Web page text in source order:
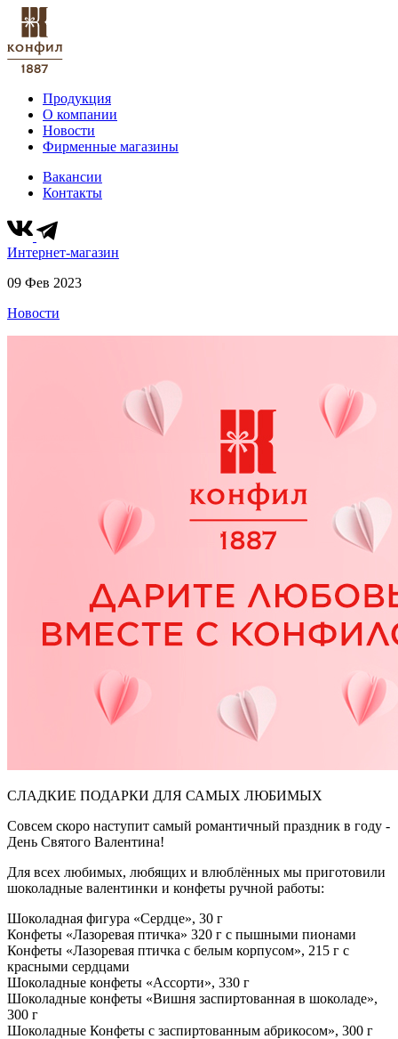
Продукция
О компании
Новости
Фирменные магазины
Вакансии
Контакты
Интернет-магазин
09 Фев 2023
Новости
СЛАДКИЕ ПОДАРКИ ДЛЯ САМЫХ ЛЮБИМЫХ
Совсем скоро наступит самый романтичный праздник в году -
День Святого Валентина!
Для всех любимых, любящих и влюблённых мы приготовили
шоколадные валентинки и конфеты ручной работы:
Шоколадная фигура «Сердце», 30 г
Конфеты «Лазоревая птичка» 320 г с пышными пионами
Конфеты «Лазоревая птичка с белым корпусом», 215 г с
красными сердцами
Шоколадные конфеты «Ассорти», 330 г
Шоколадные конфеты «Вишня заспиртованная в шоколаде»,
300 г
Шоколадные Конфеты с заспиртованным абрикосом», 300 г